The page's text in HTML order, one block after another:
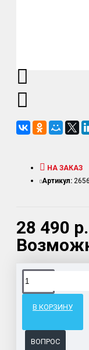
28 490 р.
НА ЗАКАЗ
Артикул:
В КОРЗИНУ
ВОПРОС
Доставка